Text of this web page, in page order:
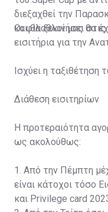
διεξαχθεί την
και θα ξεκινήσει
Οι φίλαθλοί μας θα
εισιτήρια για την
Ισχύει η ταξιθέτηση
Διάθεση εισιτηρίων
Η προτεραιότητα
ως ακολούθως:
1. Από την Πέμπτη
είναι κάτοχοι τόσο
και Privilege card